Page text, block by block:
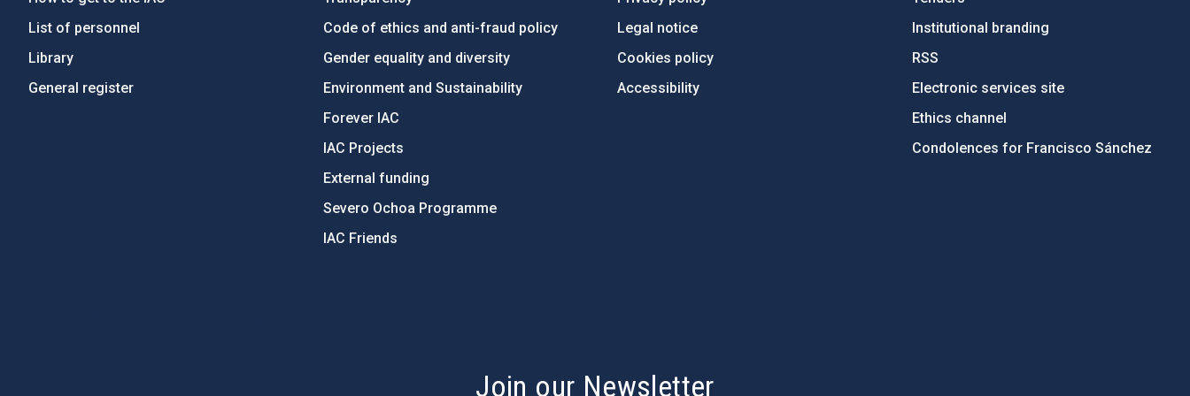
List of personnel
Library
General register
Code of ethics and anti-fraud policy
Gender equality and diversity
Environment and Sustainability
Forever IAC
IAC Projects
External funding
Severo Ochoa Programme
IAC Friends
Legal notice
Cookies policy
Accessibility
Institutional branding
RSS
Electronic services site
Ethics channel
Condolences for Francisco Sánchez
Join our Newsletter